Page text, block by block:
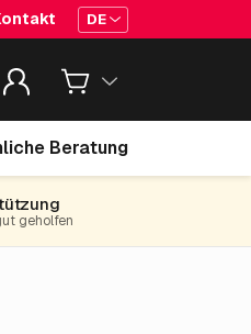
DE
Beratung
99 €
geholfen